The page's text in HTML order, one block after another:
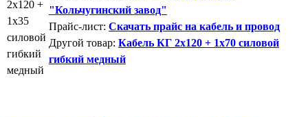
"Кольчугинский завод"
Прайс-лист: Скачать прайс на кабель и провод
Другой товар: Кабель КГ 2x120 + 1x70 силовой
гибкий медный